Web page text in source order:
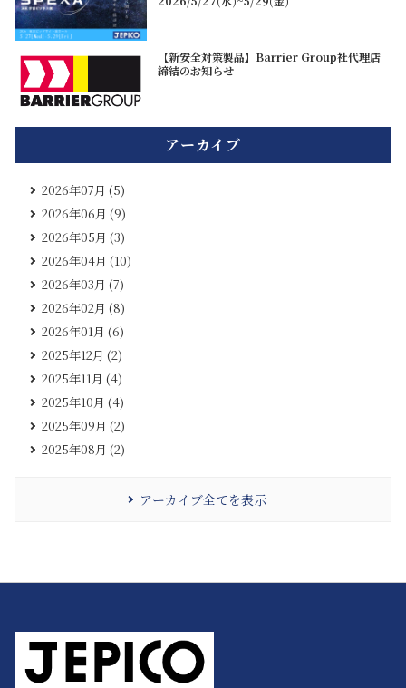
【新安全対策製品】Barrier Group社代理店
締結のお知らせ
アーカイブ
2026年07月 (5)
2026年06月 (9)
2026年05月 (3)
2026年04月 (10)
2026年03月 (7)
2026年02月 (8)
2026年01月 (6)
2025年12月 (2)
2025年11月 (4)
2025年10月 (4)
2025年09月 (2)
2025年08月 (2)
アーカイブ全てを表示